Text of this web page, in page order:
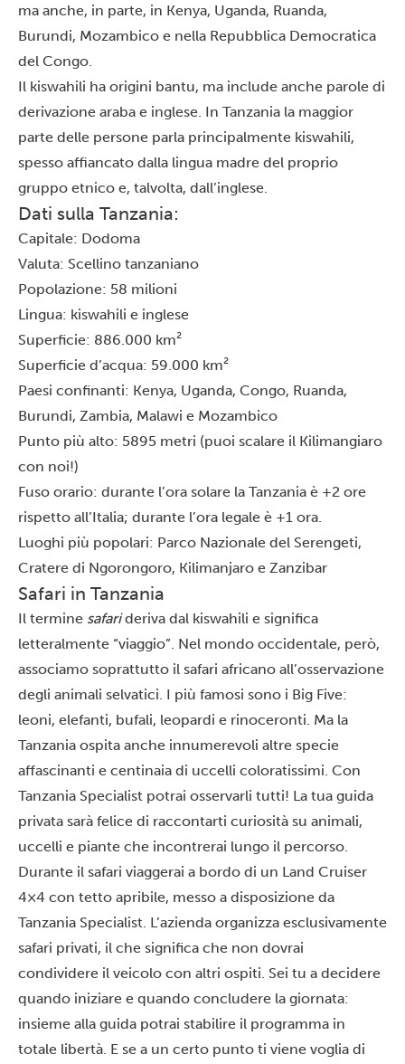
ma anche, in parte, in Kenya, Uganda, Ruanda,
Burundi, Mozambico e nella Repubblica Democratica
del Congo.
Il kiswahili ha origini bantu, ma include anche parole di
derivazione araba e inglese. In Tanzania la maggior
parte delle persone parla principalmente kiswahili,
spesso affiancato dalla lingua madre del proprio
gruppo etnico e, talvolta, dall’inglese.
Dati sulla Tanzania:
Capitale: Dodoma
Valuta: Scellino tanzaniano
Popolazione: 58 milioni
Lingua: kiswahili e inglese
Superficie: 886.000 km²
Superficie d’acqua: 59.000 km²
Paesi confinanti: Kenya, Uganda, Congo, Ruanda,
Burundi, Zambia, Malawi e Mozambico
Punto più alto: 5895 metri (puoi scalare il Kilimangiaro
con noi!)
Fuso orario: durante l’ora solare la Tanzania è +2 ore
rispetto all’Italia; durante l’ora legale è +1 ora.
Luoghi più popolari: Parco Nazionale del Serengeti,
Cratere di Ngorongoro, Kilimanjaro e Zanzibar
Safari in Tanzania
Il termine safarideriva dal kiswahili e significa
letteralmente “viaggio”. Nel mondo occidentale, però,
associamo soprattutto il safari africano all’osservazione
degli animali selvatici. I più famosi sono i Big Five:
leoni, elefanti, bufali, leopardi e rinoceronti. Ma la
Tanzania ospita anche innumerevoli altre specie
affascinanti e centinaia di uccelli coloratissimi. Con
Tanzania Specialist potrai osservarli tutti! La tua guida
privata sarà felice di raccontarti curiosità su animali,
uccelli e piante che incontrerai lungo il percorso.
Durante il safari viaggerai a bordo di un Land Cruiser
4×4 con tetto apribile, messo a disposizione da
Tanzania Specialist. L’azienda organizza esclusivamente
safari privati, il che significa che non dovrai
condividere il veicolo con altri ospiti. Sei tu a decidere
quando iniziare e quando concludere la giornata:
insieme alla guida potrai stabilire il programma in
totale libertà. E se a un certo punto ti viene voglia di